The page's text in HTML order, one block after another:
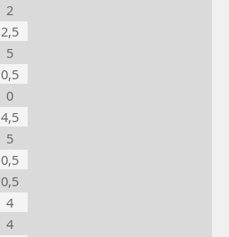
2
2,5
5
0,5
0
4,5
5
0,5
0,5
4
4